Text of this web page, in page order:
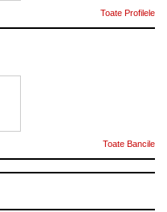
Toate Profilele
Toate Bancile